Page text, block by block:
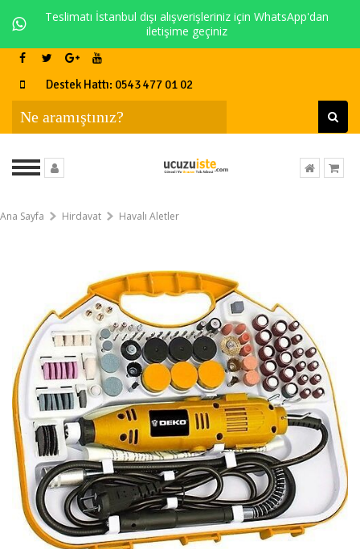
Teslimatı İstanbul dışı alışverişleriniz için WhatsApp'dan
iletişime geçiniz
Destek Hattı: 0543 477 01 02
Ana Sayfa Hirdavat Havalı Aletler